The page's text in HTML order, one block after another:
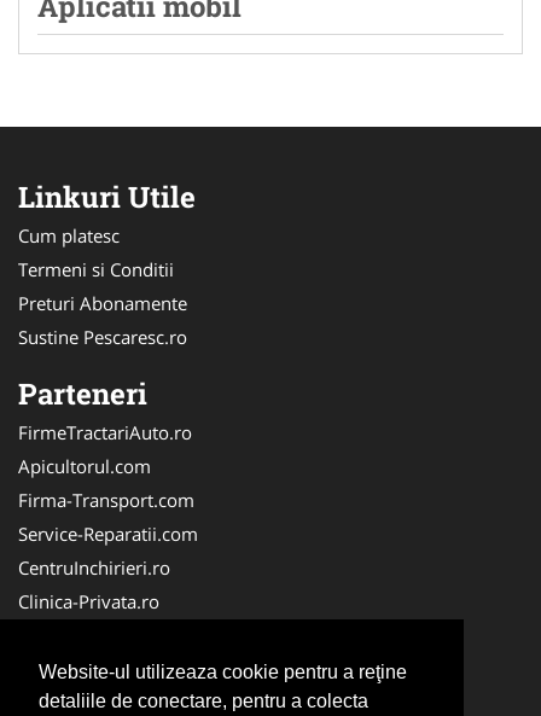
Website-ul utilizeaza cookie pentru a reţine
detaliile de conectare, pentru a colecta
Linkuri Utile
Cum platesc
Termeni si Conditii
Preturi Abonamente
Sustine Pescaresc.ro
Parteneri
FirmeTractariAuto.ro
Apicultorul.com
Firma-Transport.com
Service-Reparatii.com
CentruInchirieri.ro
Clinica-Privata.ro
Servicii-DDD.com
Birouri-Cadastru.ro